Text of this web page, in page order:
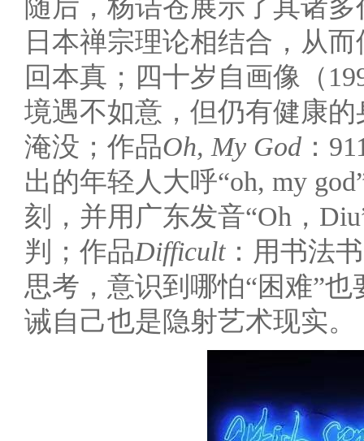
随后，杨诘苍展示了其诸
日本禅宗理论相结合，从
回本真；四十岁自画像（
境遇不如意，但仍有健康
淹没；作品Oh, My God ：
出的年轻人大呼“oh, my
刻，并用广东发音“Oh，
判；作品Difficult：用书法
思考，意识到哪怕“困难”
诫自己也是隐射艺术现实。